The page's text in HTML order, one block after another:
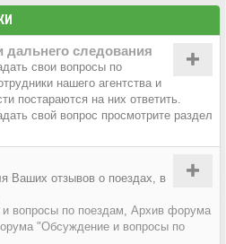
дальнего следования
свои вопросы по
нашего агентства и
постараются на них ответить.
свой вопрос просмотрите раздел
Ваших отзывов о поездах, в
вопросы по поездам Архив форума
"Обсуждение и вопросы по